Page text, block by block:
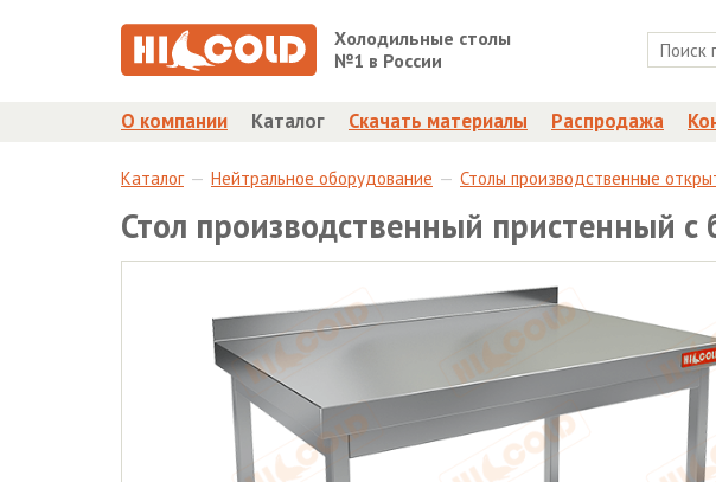
Холодильные столы
№1 в России
О компании Каталог Скачать материалы Распродажа
Каталог Нейтральное оборудование Столы производственные
Стол производственный пристенный